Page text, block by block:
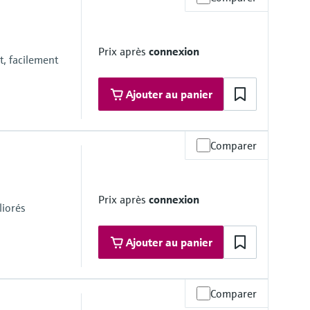
facilement
Prix après connexion
Ajouter au panier
; Hastelloy C22, 2.4602 (UNS N06022) ; Tantale ; Platine ;
Comparer
Prix après connexion
Ajouter au panier
Comparer